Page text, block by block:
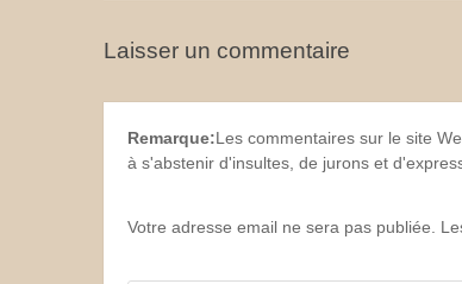
Laisser un commentaire
Remarque:Les commentaires sur le site
à s'abstenir d'insultes, de jurons et
Votre adresse email ne sera pas publiée.